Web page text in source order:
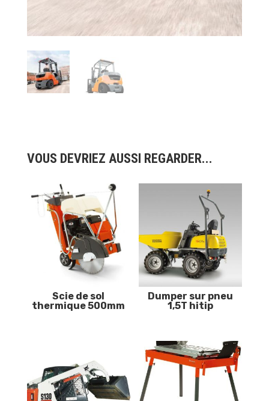
VOUS DEVRIEZ AUSSI REGARDER...
Scie de sol
thermique 500mm
Dumper sur pneu
1,5T hitip